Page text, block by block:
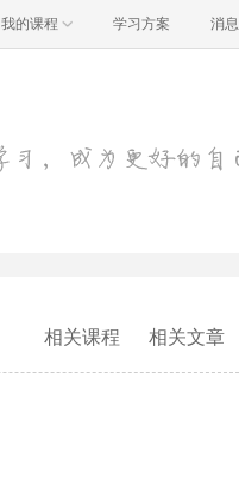
我的课程 学习方案 消息
相关文章
相关课程